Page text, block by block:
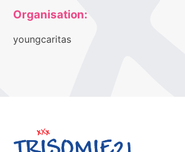
Organisation:
youngcaritas